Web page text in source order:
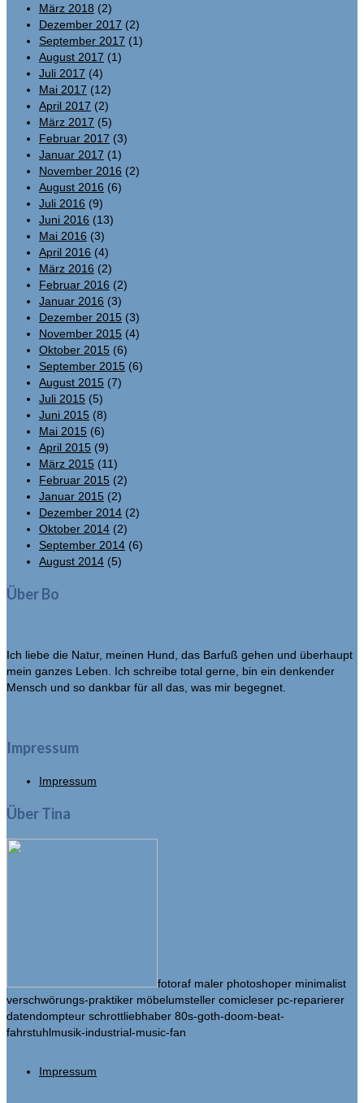
März 2018 (2)
Dezember 2017 (2)
September 2017 (1)
August 2017 (1)
Juli 2017 (4)
Mai 2017 (12)
April 2017 (2)
März 2017 (5)
Februar 2017 (3)
Januar 2017 (1)
November 2016 (2)
August 2016 (6)
Juli 2016 (9)
Juni 2016 (13)
Mai 2016 (3)
April 2016 (4)
März 2016 (2)
Februar 2016 (2)
Januar 2016 (3)
Dezember 2015 (3)
November 2015 (4)
Oktober 2015 (6)
September 2015 (6)
August 2015 (7)
Juli 2015 (5)
Juni 2015 (8)
Mai 2015 (6)
April 2015 (9)
März 2015 (11)
Februar 2015 (2)
Januar 2015 (2)
Dezember 2014 (2)
Oktober 2014 (2)
September 2014 (6)
August 2014 (5)
Über Bo
Ich liebe die Natur, meinen Hund, das Barfuß gehen und überhaupt
mein ganzes Leben. Ich schreibe total gerne, bin ein denkender
Mensch und so dankbar für all das, was mir begegnet.
Impressum
Impressum
Über Tina
fotoraf maler photoshoper minimalist
verschwörungs-praktiker möbelumsteller comicleser pc-reparierer
datendompteur schrottliebhaber 80s-goth-doom-beat-
fahrstuhlmusik-industrial-music-fan
Impressum